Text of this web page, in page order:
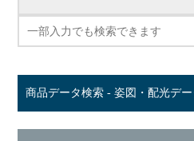
商品データ検索 - 姿図・配光デ